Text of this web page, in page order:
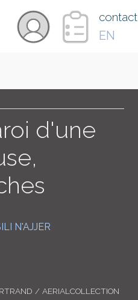
contact
EN
d'une
N'AJJER
/ AERIALCOLLECTION